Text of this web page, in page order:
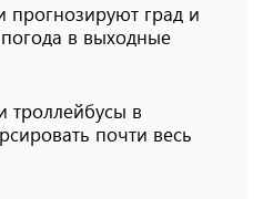
прогнозируют град и
в выходные
троллейбусы в
почти весь